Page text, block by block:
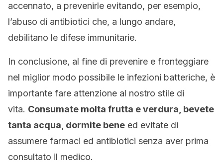
accennato, a prevenirle evitando, per esempio,
l’abuso di antibiotici che, a lungo andare,
debilitano le difese immunitarie.
In conclusione, al fine di prevenire e fronteggiare
nel miglior modo possibile le infezioni batteriche, è
importante fare attenzione al nostro stile di
vita. Consumate molta frutta e verdura, bevete
tanta acqua, dormite bene ed evitate di
assumere farmaci ed antibiotici senza aver prima
consultato il medico.